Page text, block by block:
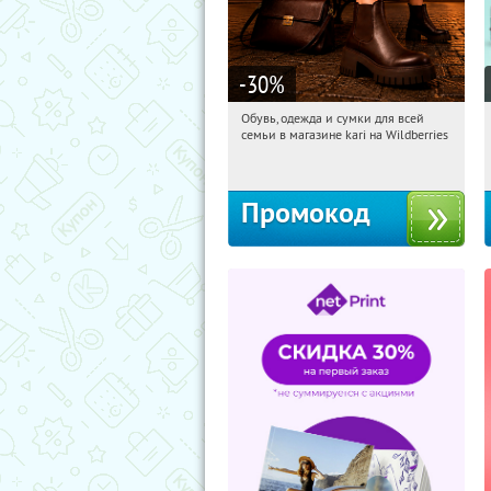
-30%
19:24:20 Получили:
Обувь, одежда и сумки для всей
семьи в магазине kari на Wildberries
Промокод